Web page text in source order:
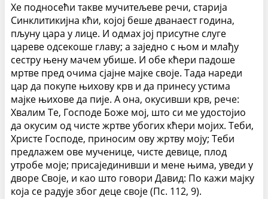
Хе подносећи такве мучитељеве речи, старија
Синклитикијна кћи, којој беше дванаест година,
пљуну цара у лице. И одмах јој присутне слуге
цареве одсекоше главу; а заједно с њом и млађу
сестру њену мачем убише. И обе кћери падоше
мртве пред очима сјајне мајке своје. Тада нареди
цар да покупе њихову крв и да принесу устима
мајке њихове да пије. А она, окусивши крв, рече:
Хвалим Те, Господе Боже мој, што си ме удостојио
да окусим од чисте жртве убогих кћери мојих. Теби,
Христе Господе, приносим ову жртву моју; Теби
предлажем ове мученице, чисте девице, плод
утробе моје; присајединивши и мене њима, уведи у
дворе Своје, и као што говори Давид: По кажи мајку
која се радује због деце своје (Пс. 112, 9).